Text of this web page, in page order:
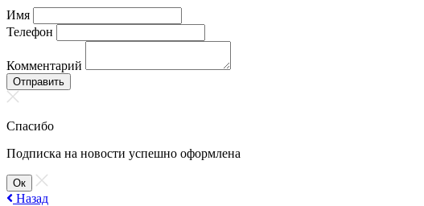
Имя
Телефон
Комментарий
Отправить
Спасибо
Подписка на новости успешно оформлена
Ок
Назад